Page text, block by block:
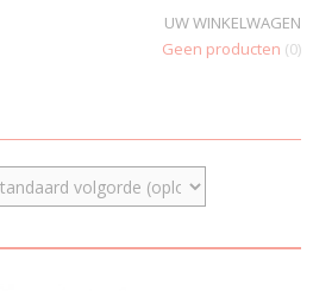
UW WINKELWAGEN
Geen producten (0)